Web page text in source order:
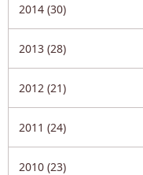
2014 (30)
2013 (28)
2012 (21)
2011 (24)
2010 (23)